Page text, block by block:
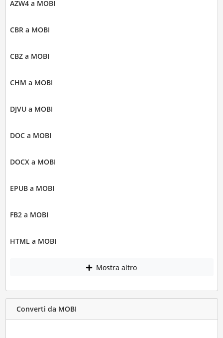
AZW4 a MOBI
CBR a MOBI
CBZ a MOBI
CHM a MOBI
DJVU a MOBI
DOC a MOBI
DOCX a MOBI
EPUB a MOBI
FB2 a MOBI
HTML a MOBI
Mostra altro
Converti da MOBI